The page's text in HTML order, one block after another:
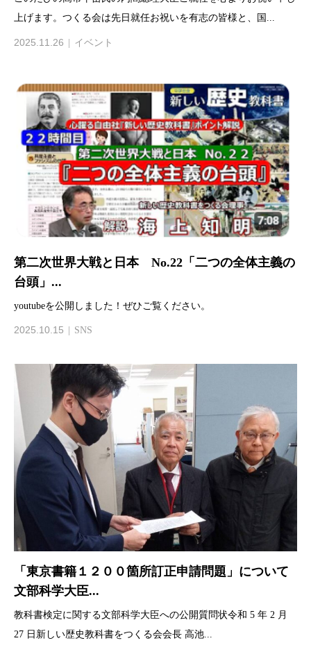
上げます。つくる会は先日就任お祝いを有志の皆様と、国...
2025.11.26 イベント
第二次世界大戦と日本 No.22「二つの全体主義の
台頭」...
youtubeを公開しました！ぜひご覧ください。
2025.10.15 SNS
「東京書籍１２００箇所訂正申請問題」について
文部科学大臣...
教科書検定に関する文部科学大臣への公開質問状令和 5 年 2 月
27 日新しい歴史教科書をつくる会会長 高池...